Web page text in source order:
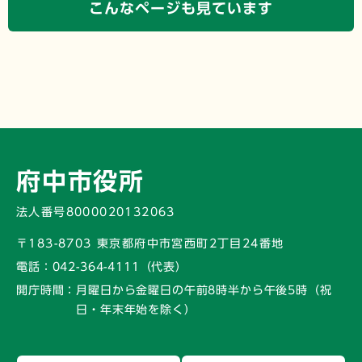
こんなページも見ています
府中市役所
法人番号8000020132063
〒183-8703 東京都府中市宮西町2丁目24番地
電話： 042-364-4111（代表）
開庁時間： 月曜日から金曜日の午前8時半から午後5時 （祝
日・年末年始を除く）